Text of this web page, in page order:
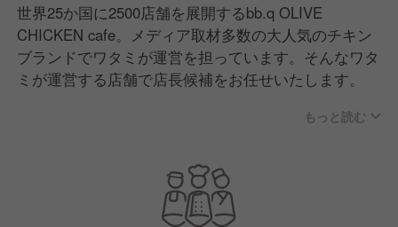
世界25か国に2500店舗を展開するbb.q OLIVE
CHICKEN cafe。メディア取材多数の大人気のチキン
ブランドでワタミが運営を担っています。そんなワタ
ミが運営する店舗で店長候補をお任せいたします。
もっと読む